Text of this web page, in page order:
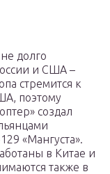
долго
и США –
стремится к
поэтому
создал
«Мангуста».
в Китае и
также в